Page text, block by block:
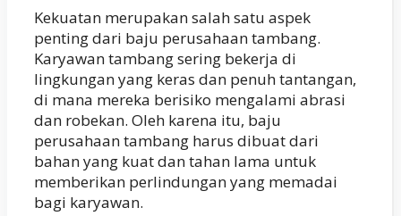
Kekuatan merupakan salah satu aspek
penting dari baju perusahaan tambang.
Karyawan tambang sering bekerja di
lingkungan yang keras dan penuh tantangan,
di mana mereka berisiko mengalami abrasi
dan robekan. Oleh karena itu, baju
perusahaan tambang harus dibuat dari
bahan yang kuat dan tahan lama untuk
memberikan perlindungan yang memadai
bagi karyawan.